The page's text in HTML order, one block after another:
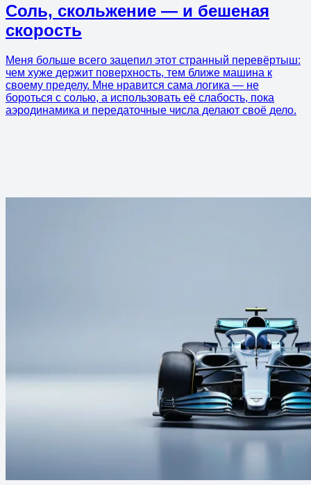
Соль, скольжение — и бешеная
скорость
Меня больше всего зацепил этот странный перевёртыш:
чем хуже держит поверхность, тем ближе машина к
своему пределу. Мне нравится сама логика — не
бороться с солью, а использовать её слабость, пока
аэродинамика и передаточные числа делают своё дело.